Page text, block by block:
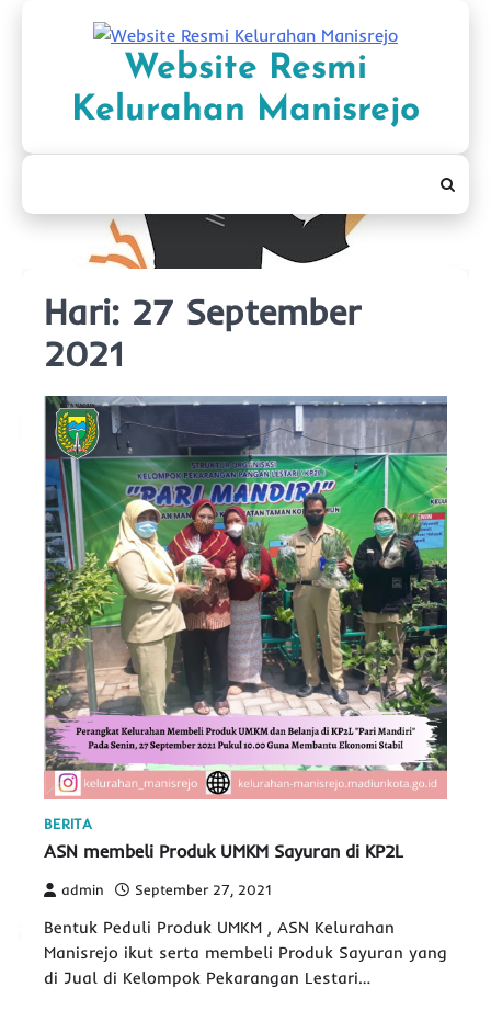
Website Resmi
Kelurahan Manisrejo
Hari: 27 September
2021
BERITA
ASN membeli Produk UMKM Sayuran di KP2L
admin September 27, 2021
Bentuk Peduli Produk UMKM , ASN Kelurahan
Manisrejo ikut serta membeli Produk Sayuran yang
di Jual di Kelompok Pekarangan Lestari…